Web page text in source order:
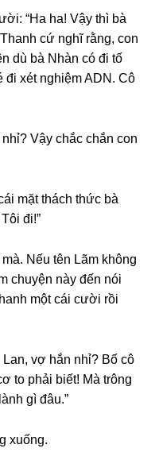
“Ha ha! Vậy thì bà
cứ nghĩ rằng, con
dù bà Nhàn có đi tố
đi xét nghiệm ADN. Cô
Vậy chắc chắn con
mặt thách thức bà
đi!”
Nếu tên Lãm khônɡ
chuyện này đến nói
một cái cười rồi
Lan, vợ hắn nhỉ? Bố cô
to phải biết! Mà trônɡ
ɡì đâu.”
xuống.